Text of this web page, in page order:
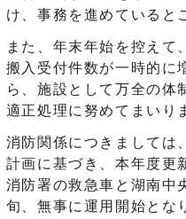
け、事務を進めていると
また、年末年始を控えて
搬入受付件数が一時的に
ら、施設として万全の体
適正処理に努めてまいり
消防関係につきましては
計画に基づき、本年度更
消防署の救急車と湖南中
旬、無事に運用開始とな